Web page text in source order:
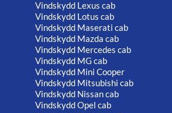
Vindskydd Lexus cab
Vindskydd Lotus cab
Vindskydd Maserati cab
Vindskydd Mazda cab
Vindskydd Mercedes cab
Vindskydd MG cab
Vindskydd Mini Cooper
Vindskydd Mitsubishi cab
Vindskydd Nissan cab
Vindskydd Opel cab